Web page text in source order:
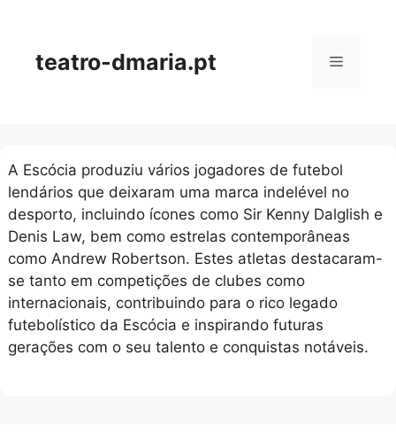
contentteatro-dmaria.pt Menu
A Escócia produziu vários jogadores de futebol
lendários que deixaram uma marca indelével no
desporto, incluindo ícones como Sir Kenny Dalglish e
Denis Law, bem como estrelas contemporâneas
como Andrew Robertson. Estes atletas destacaram-
se tanto em competições de clubes como
internacionais, contribuindo para o rico legado
futebolístico da Escócia e inspirando futuras
gerações com o seu talento e conquistas notáveis.